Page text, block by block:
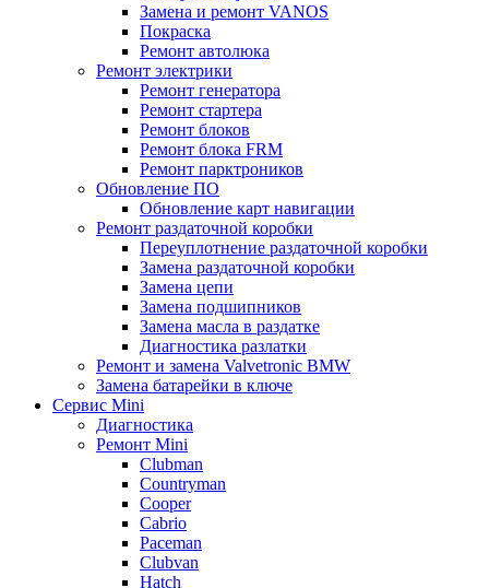
Замена и ремонт VANOS
Покраска
Ремонт автолюка
Ремонт электрики
Ремонт генератора
Ремонт стартера
Ремонт блоков
Ремонт блока FRM
Ремонт парктроников
Обновление ПО
Обновление карт навигации
Ремонт раздаточной коробки
Переуплотнение раздаточной коробки
Замена раздаточной коробки
Замена цепи
Замена подшипников
Замена масла в раздатке
Диагностика разлатки
Ремонт и замена Valvetronic BMW
Замена батарейки в ключе
Сервис Mini
Диагностика
Ремонт Mini
Clubman
Countryman
Cooper
Cabrio
Paceman
Clubvan
Hatch